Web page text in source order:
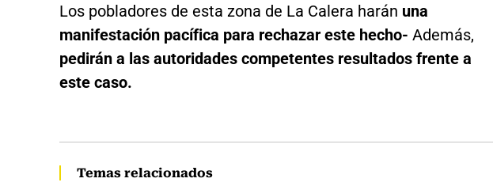
Los pobladores de esta zona de La Calera harán una
manifestación pacífica para rechazar este hecho- Además,
pedirán a las autoridades competentes resultados frente a
este caso.
Temas relacionados